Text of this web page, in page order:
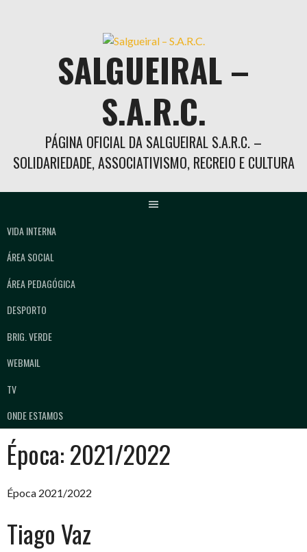
SALGUEIRAL –
S.A.R.C.
PÁGINA OFICIAL DA SALGUEIRAL S.A.R.C. –
SOLIDARIEDADE, ASSOCIATIVISMO, RECREIO E CULTURA
VIDA INTERNA
ÁREA SOCIAL
ÁREA PEDAGÓGICA
DESPORTO
BRIG. VERDE
WEBMAIL
TV
ONDE ESTAMOS
Época:2021/2022
Época 2021/2022
Tiago Vaz